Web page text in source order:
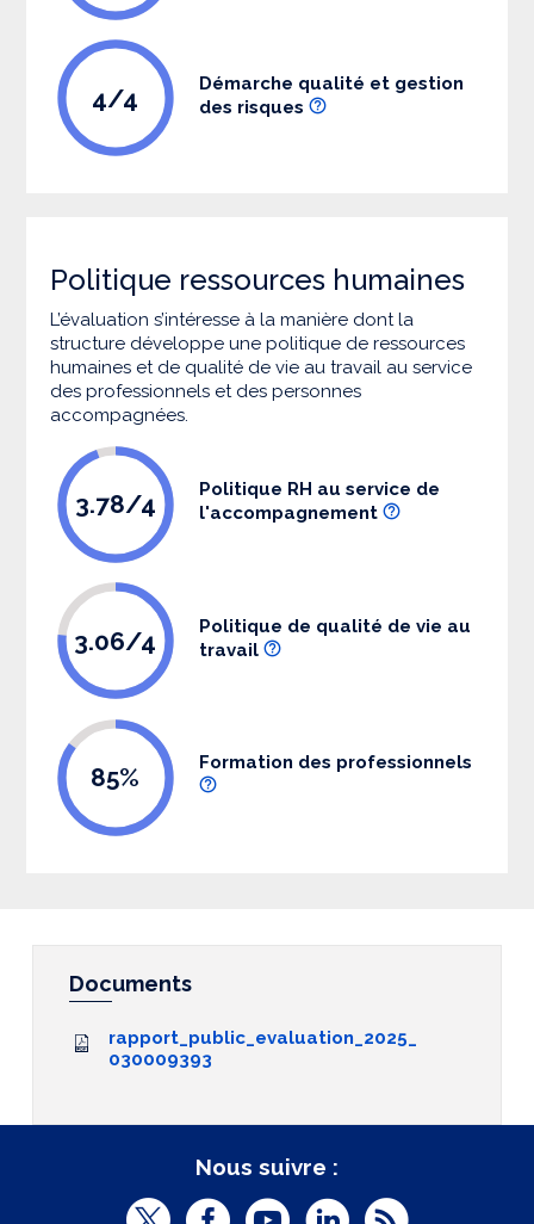
4/4
Démarche qualité et gestion
des risques
Politique ressources humaines
L’évaluation s’intéresse à la manière dont la
structure développe une politique de ressources
humaines et de qualité de vie au travail au service
des professionnels et des personnes
accompagnées.
3.78/4
Politique RH au service de
l'accompagnement
3.06/4
Politique de qualité de vie au
travail
85% Formation des professionnels
Documents
rapport_public_evaluation_2025_
030009393
Nous suivre :